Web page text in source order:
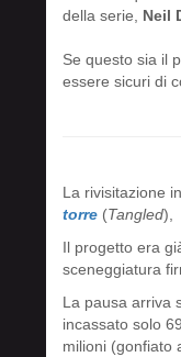
della serie, Neil
Se questo sia il
essere sicuri di
La rivisitazione
torre (Tangled),
Il progetto era
sceneggiatura
La pausa arriva
incassato solo
milioni (gonfiato